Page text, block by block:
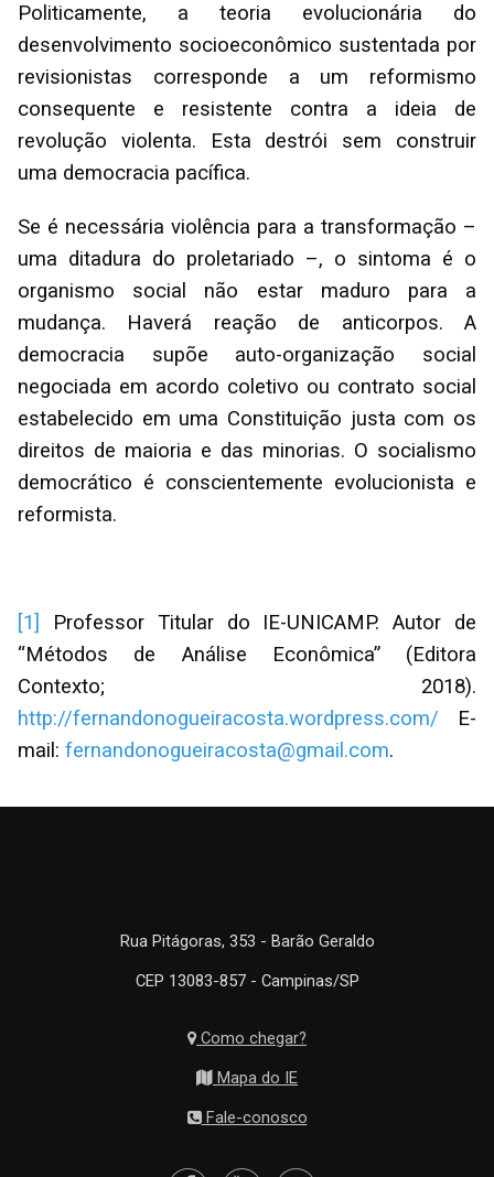
Politicamente, a teoria evolucionária do
desenvolvimento socioeconômico sustentada por
revisionistas corresponde a um reformismo
consequente e resistente contra a ideia de
revolução violenta. Esta destrói sem construir
uma democracia pacífica.
Se é necessária violência para a transformação –
uma ditadura do proletariado –, o sintoma é o
organismo social não estar maduro para a
mudança. Haverá reação de anticorpos. A
democracia supõe auto-organização social
negociada em acordo coletivo ou contrato social
estabelecido em uma Constituição justa com os
direitos de maioria e das minorias. O socialismo
democrático é conscientemente evolucionista e
reformista.
[1]
Professor Titular do IE-UNICAMP. Autor de
“Métodos de Análise Econômica” (Editora
Contexto; 2018).
http://fernandonogueiracosta.wordpress.com/ E-
mail: fernandonogueiracosta@gmail.com.
Rua Pitágoras, 353 - Barão Geraldo
CEP 13083-857 - Campinas/SP
Como chegar?
Mapa do IE
Fale-conosco